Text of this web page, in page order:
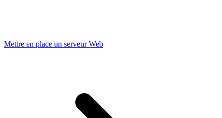
Mettre en place un serveur Web